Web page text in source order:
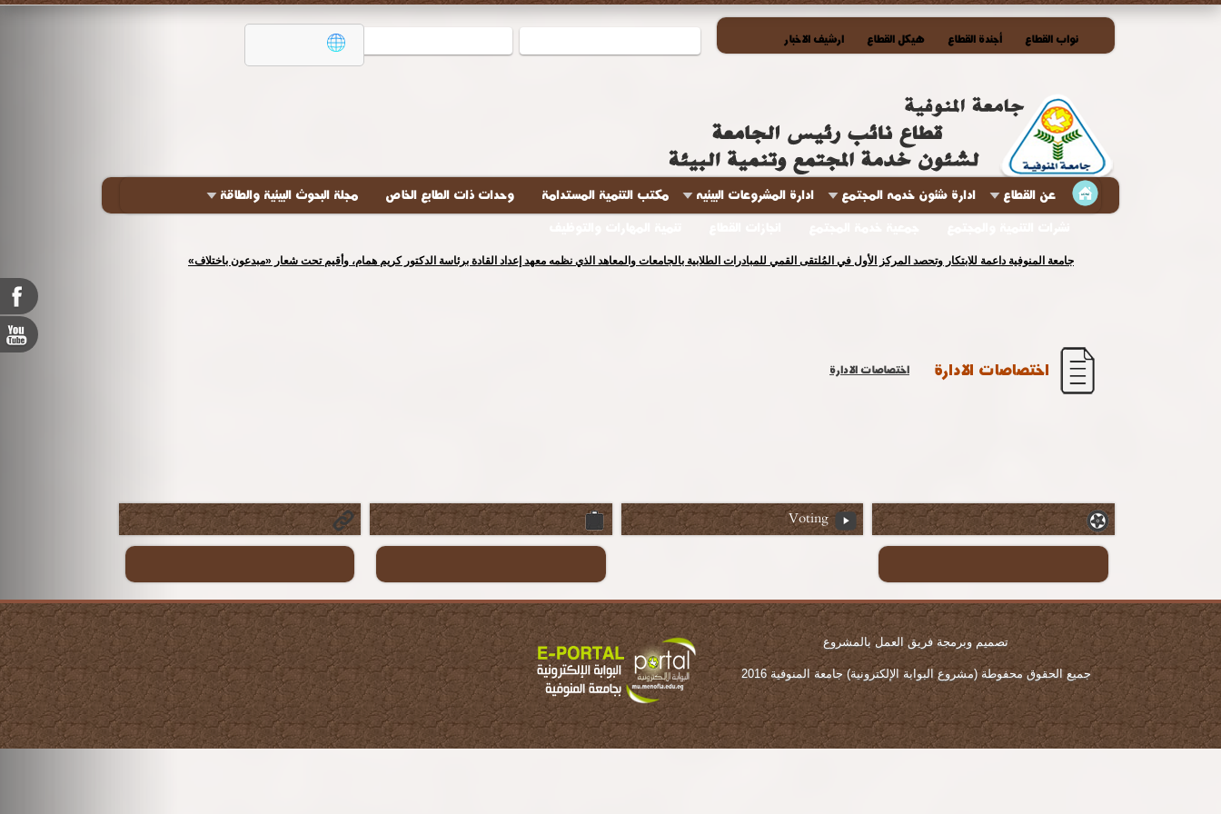
نواب القطاع أجندة القطاع هيكل القطاع ارشيف الاخبار
عن القطاع ادارة شئون خدمه المجتمع ادارة المشروعات البيئيه مكتب التنمية المستدامة وحدات ذات الطابع الخاص
مجلة البحوث البيئية والطاقة
جامعة المنوفية داعمة للابتكار وتحصد المركز الأول في المُلتقى القمي للمبادرات الطلابية بالجامعات والمعاهد الذي نظمه معهد إعداد القادة برئاسة الدكتور كريم همام، وأقيم تحت شعار «مبدعون باختلاف»
اختصاصات الادارة اختصاصات الادارة
Voting
تصميم وبرمجة فريق العمل بالمشروع
جميع الحقوق محفوطة (مشروع البوابة الإلكترونية) جامعة المنوفية 2016